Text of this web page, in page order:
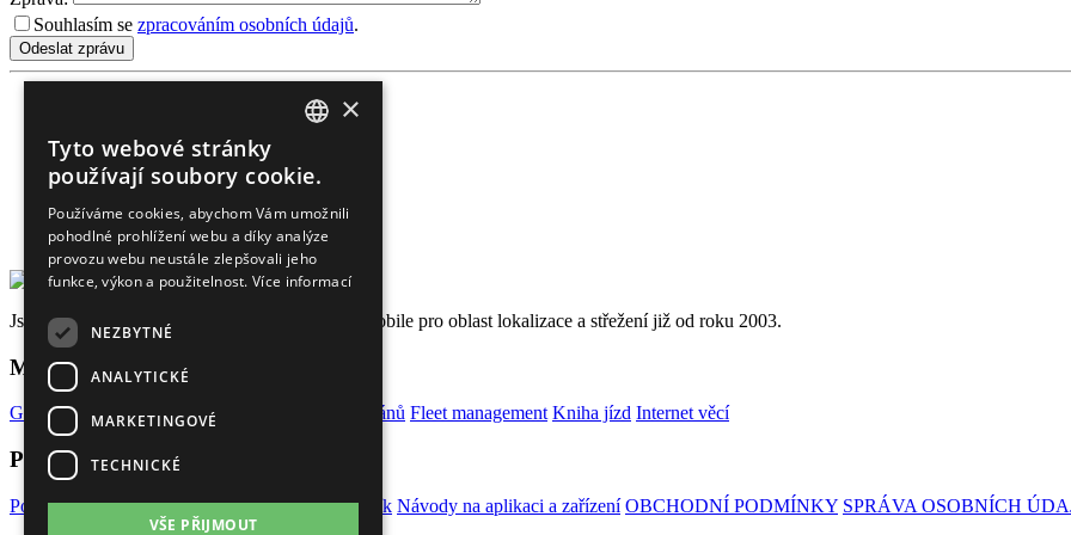
Souhlasím se zpracováním osobních údajů.
Zákaznická linka:
Kontaktní e-mail:
zwebu@rex.eu
Jsme certifikovaným M2M partnerem firmy T-Mobile pro oblast lokalizace a střežení již od roku 2003.
Mohlo by Vás zajímat
GPS lokátory do auta GPS sledování lodí a veteránů Fleet management Kniha jízd Internet věcí
Pro naše klienty
Portál REX Online Dokumenty a informace Ceník Návody na aplikaci a zařízení OBCHODNÍ PODMÍNKY SPRÁVA OSOBNÍCH
GERMAN
×
Tyto webové stránky
používají soubory cookie.
Používáme cookies, abychom Vám umožnili
pohodlné prohlížení webu a díky analýze
provozu webu neustále zlepšovali jeho
funkce, výkon a použitelnost.Více informací
NEZBYTNÉ
ANALYTICKÉ
MARKETINGOVÉ
TECHNICKÉ
VŠE PŘIJMOUT